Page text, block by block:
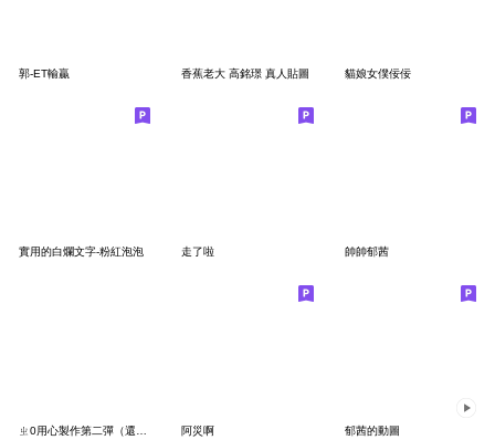
郭-ET輸贏 香蕉老大 高銘璟 真人貼圖 貓娘女僕佞佞
實用的白爛文字-粉紅泡泡 走了啦 帥帥郁茜
阿災啊 郁茜的動圖